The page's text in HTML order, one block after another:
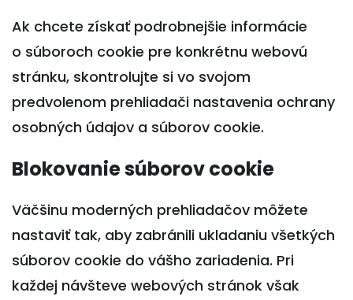
Ak chcete získať podrobnejšie informácie
o súboroch cookie pre konkrétnu webovú
stránku, skontrolujte si vo svojom
predvolenom prehliadači nastavenia ochrany
osobných údajov a súborov cookie.
Blokovanie súborov cookie
Väčšinu moderných prehliadačov môžete
nastaviť tak, aby zabránili ukladaniu všetkých
súborov cookie do vášho zariadenia. Pri
každej návšteve webových stránok však